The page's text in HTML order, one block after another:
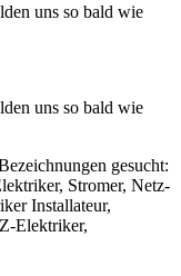
uns so bald wie
uns so bald wie
gesucht:
Stromer, Netz-
Installateur,
Elektriker,